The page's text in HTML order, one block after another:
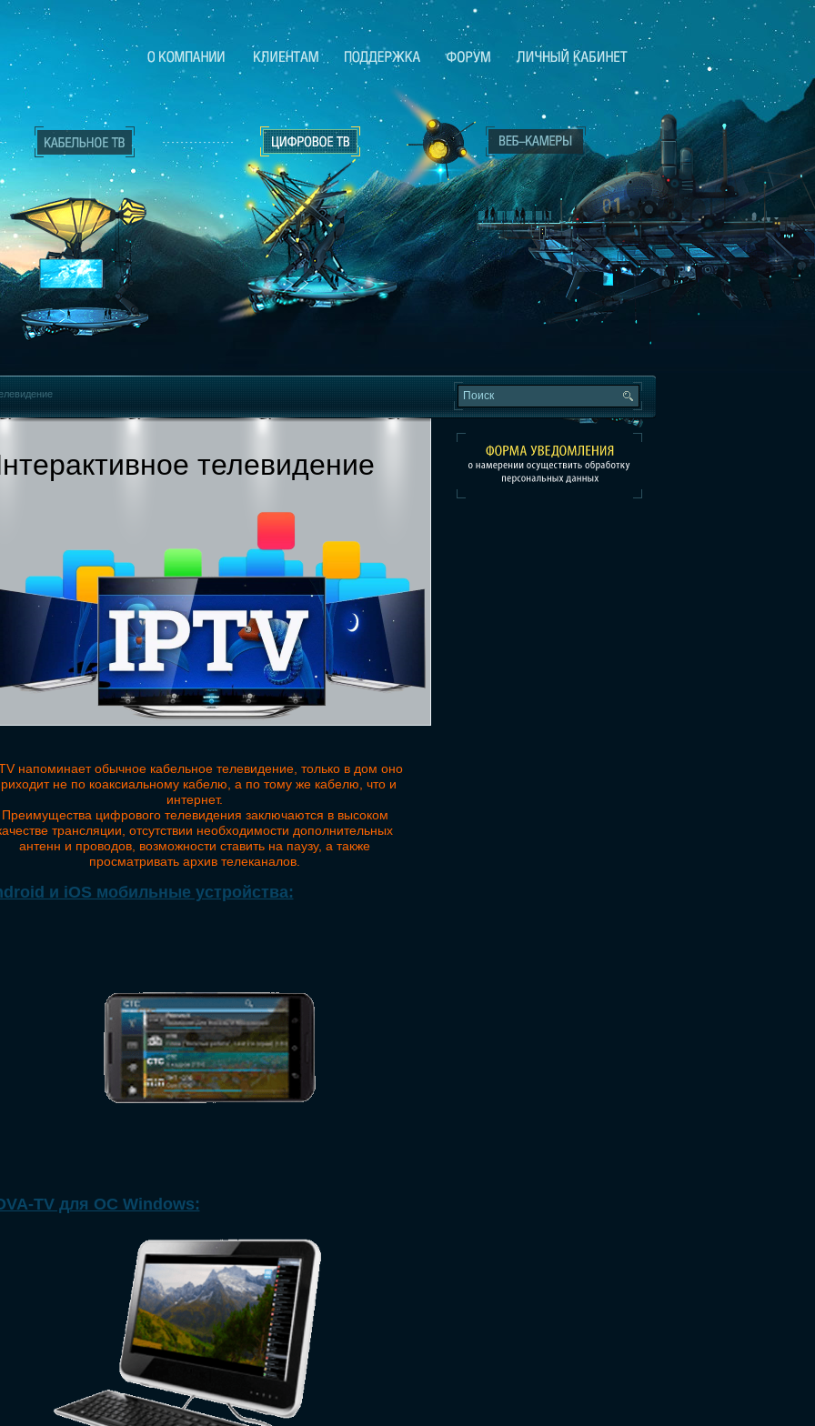
телевидение
напоминает обычное кабельное телевидение, только в дом оно
не по коаксиальному кабелю, а по тому же кабелю, что и
интернет.
Преимущества цифрового телевидения заключаются в высоком
трансляции, отсутствии необходимости дополнительных
антенн и проводов, возможности ставить на паузу, а также
просматривать архив телеканалов.
и iOS мобильные устройства:
TV для ОС Windows: